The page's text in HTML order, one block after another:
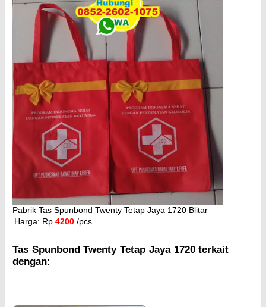
Pabrik Tas Spunbond Twenty Tetap Jaya 1720 Blitar
Harga: Rp 4200 /pcs
Tas Spunbond Twenty Tetap Jaya 1720 terkait
dengan: